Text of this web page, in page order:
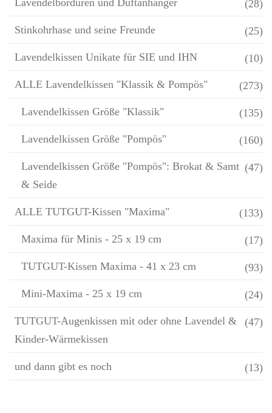
Lavendelbordüren und Duftanhänger (28)
Stinkohrhase und seine Freunde (25)
Lavendelkissen Unikate für SIE und IHN (10)
ALLE Lavendelkissen "Klassik & Pompös" (273)
Lavendelkissen Größe "Klassik" (135)
Lavendelkissen Größe "Pompös" (160)
Lavendelkissen Größe "Pompös": Brokat & Samt
& Seide
(47)
ALLE TUTGUT-Kissen "Maxima" (133)
Maxima für Minis - 25 x 19 cm (17)
TUTGUT-Kissen Maxima - 41 x 23 cm (93)
Mini-Maxima - 25 x 19 cm (24)
TUTGUT-Augenkissen mit oder ohne Lavendel &
Kinder-Wärmekissen
(47)
und dann gibt es noch (13)